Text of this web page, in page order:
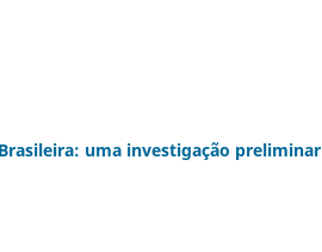
uma investigação preliminar